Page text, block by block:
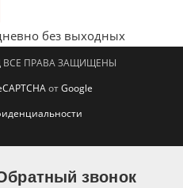
без выходных
ВСЕ ПРАВА ЗАЩИЩЕНЫ
отGoogle
звонок